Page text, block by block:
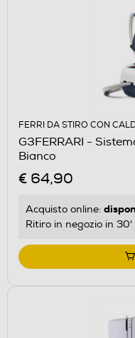
FERRI DA STIRO CON
G3FERRARI -
Bianco
€ 64,90
Acquisto online:
Ritiro in negozio in